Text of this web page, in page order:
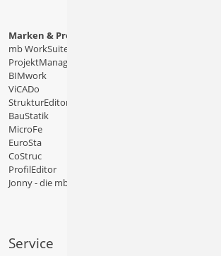
Marken & Produkte
mb WorkSuite
ProjektManager
BIMwork
ViCADo
StrukturEditor
BauStatik
MicroFe
EuroSta
CoStruc
ProfilEditor
Jonny - die mb-App
Service